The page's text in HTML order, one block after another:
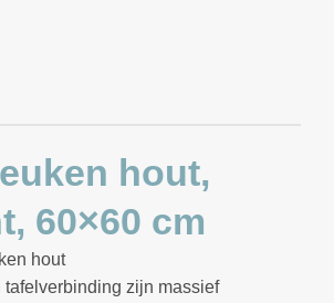
hout,
60×60 cm
hout
tafelverbinding zijn massief